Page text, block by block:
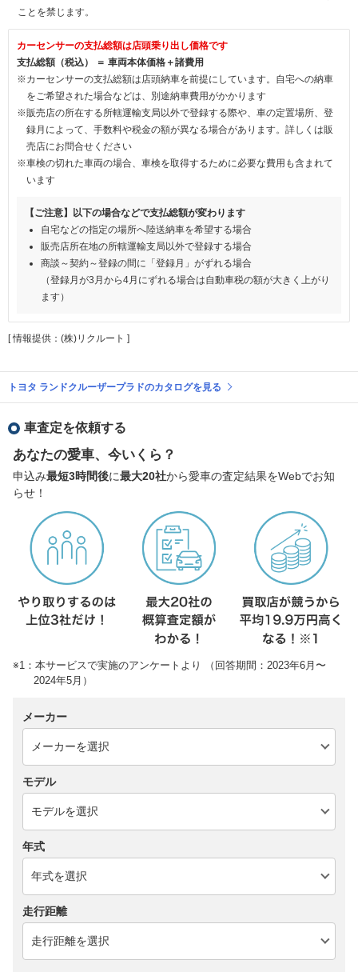
ことを禁じます。
カーセンサーの支払総額は店頭乗り出し価格です
支払総額（税込） ＝ 車両本体価格＋諸費用
※カーセンサーの支払総額は店頭納車を前提にしています。自宅への納車
をご希望された場合などは、別途納車費用がかかります
※販売店の所在する所轄運輸支局以外で登録する際や、車の定置場所、登
録月によって、手数料や税金の額が異なる場合があります。詳しくは販
売店にお問合せください
※車検の切れた車両の場合、車検を取得するために必要な費用も含まれて
います
【ご注意】以下の場合などで支払総額が変わります
自宅などの指定の場所へ陸送納車を希望する場合
販売店所在地の所轄運輸支局以外で登録する場合
商談～契約～登録の間に「登録月」がずれる場合
（登録月が3月から4月にずれる場合は自動車税の額が大きく上がり
ます）
[ 情報提供：(株)リクルート ]
トヨタ ランドクルーザープラドのカタログを見る
車査定を依頼する
あなたの愛車、今いくら？
申込み最短3時間後に最大20社から愛車の査定結果をWebでお知
らせ！
※1：本サービスで実施のアンケートより （回答期間：2023年6月〜
2024年5月）
メーカー
モデル
年式
走行距離